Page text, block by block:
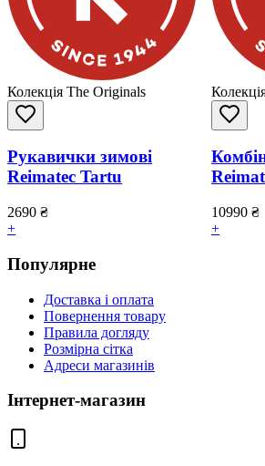
Колекція The Originals
Рукавички зимові
Reimatec Tartu
2690 ₴
+
10990 ₴
+
Популярне
Доставка і оплата
Повернення товару
Правила догляду
Розмірна сітка
Адреси магазинів
Інтернет-магазин